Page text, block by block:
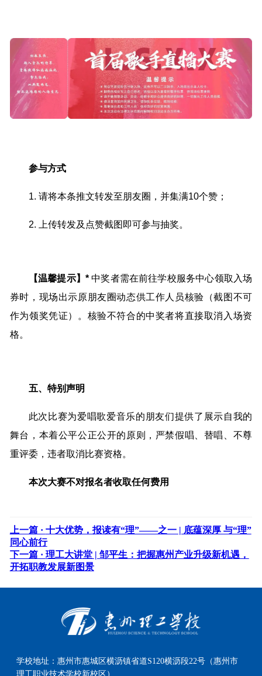
参与方式
1. 请将本条推文转发至朋友圈，并集满10个赞；
2. 上传转发及点赞截图即可参与抽奖。
【温馨提示】*中奖者需在前往学校服务中心领取入场
券时，现场出示原朋友圈动态供工作人员核验（截图不可
作为领奖凭证）。核验不符合的中奖者将直接取消入场资
格。
五、特别声明
此次比赛为爱唱歌爱音乐的朋友们提供了展示自我的
舞台，本着公平公正公开的原则，严禁假唱、替唱、不尊
重评委，违者取消比赛资格。
本次大赛不对报名者收取任何费用
上一篇 · 十大优势，报读有“理”——之一 | 底蕴深厚 与“理”
同心前行
下一篇 · 理工大讲堂 | 邹平生：把握惠州产业升级新机遇，
开拓职教发展新图景
学校地址：惠州市惠城区横沥镇省道S120横沥段22号（惠州市
理工职业技术学校新校区）